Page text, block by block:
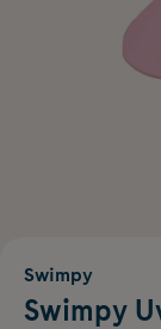
Swimpy
Swimpy